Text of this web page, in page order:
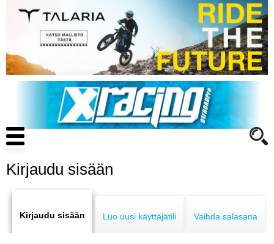
pääsisältöön
Main
navigation
ENDURO
Kirjaudu sisään
tabs
Kirjaudu sisään Luo uusi käyttäjätili Vaihda salasana